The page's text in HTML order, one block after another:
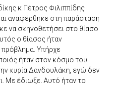
κ Πέτρος Φιλιππίδης
αναφέρθηκε στη παράσταση
να σκηνοθετήσει στο θίασο
ο θίασος ήταν
Υπήρχε
ήταν στον κόσμο του.
κυρία Δανδουλάκη, εγώ δεν
Με έδιωξε. Αυτό ήταν το